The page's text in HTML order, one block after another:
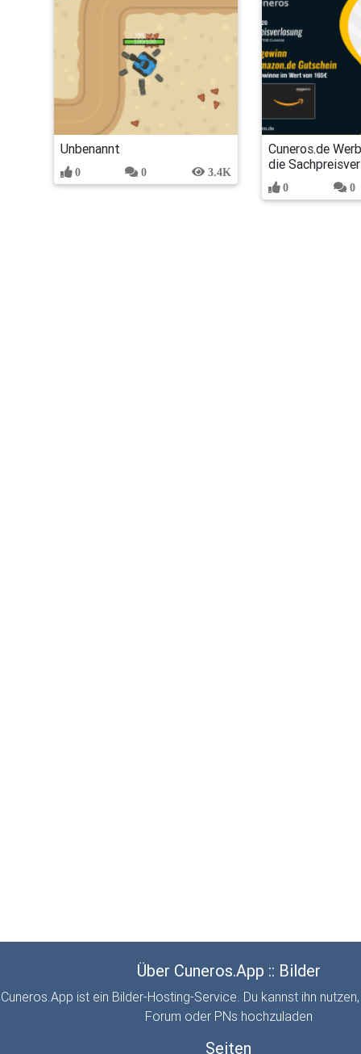
Unbenannt
0 0 3.4K
Cuneros.de
die
0 0
Über Cuneros.App :: Bilder
Cuneros.App ist ein Bilder-Hosting-Service. Du kannst ihn
Forum oder PNs hochzuladen
Seiten